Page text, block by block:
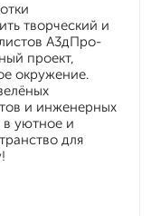
творческий и
А3дПро-
проект,
окружение.
и инженерных
в уютное и
для